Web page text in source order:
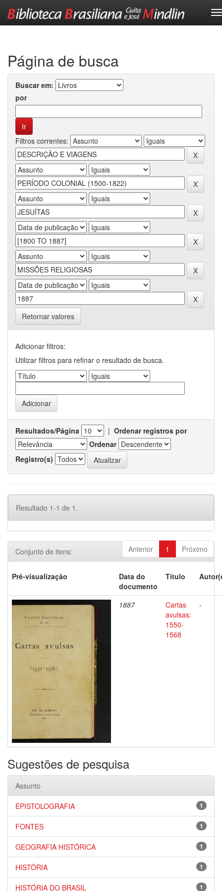
Página de busca
Buscar em:
por
Filtros correntes:
Retornar valores
Adicionar filtros:
Utilizar filtros para refinar o resultado de busca.
Resultados/Página | Ordenar registros por
Ordenar
Registro(s)
Resultado 1-1 de 1.
Anterior 1 Próximo
Conjunto de itens:
Pré-visualização
Data do
documento
Título
1887
Cartas
avulsas:
1550-
1568
-
Sugestões de pesquisa
Assunto
1
EPISTOLOGRAFIA
1
FONTES
1
GEOGRAFIA HISTÓRICA
1
HISTÓRIA
1
HISTÓRIA DO BRASIL